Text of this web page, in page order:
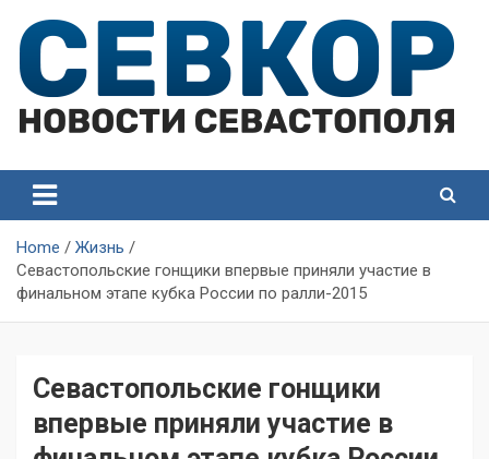
content
Севастополя
Севастополя
Home
Жизнь
Севастопольские гонщики впервые приняли участие в
финальном этапе кубка России по ралли-2015
Севастопольские гонщики
впервые приняли участие в